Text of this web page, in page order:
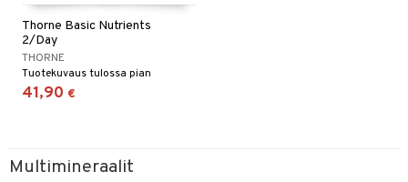
Thorne Basic Nutrients
2/Day
THORNE
Tuotekuvaus tulossa pian
41,90 €
Multimineraalit